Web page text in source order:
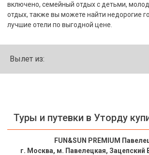
включено, семейный отдых с детьми,
отдых, также вы можете найти недорогие
лучшие отели по выгодной цене.
Вылет из:
Туры и путевки в Уторду
FUN&SUN PREMIUM
г. Москва, м. Павелецкая, Зацепский
Большой Сочи
Кав Мин Воды
Экскурсионные туры
ТОП 10 недорогих отелей
5*
Лучшие отели 4* звезды